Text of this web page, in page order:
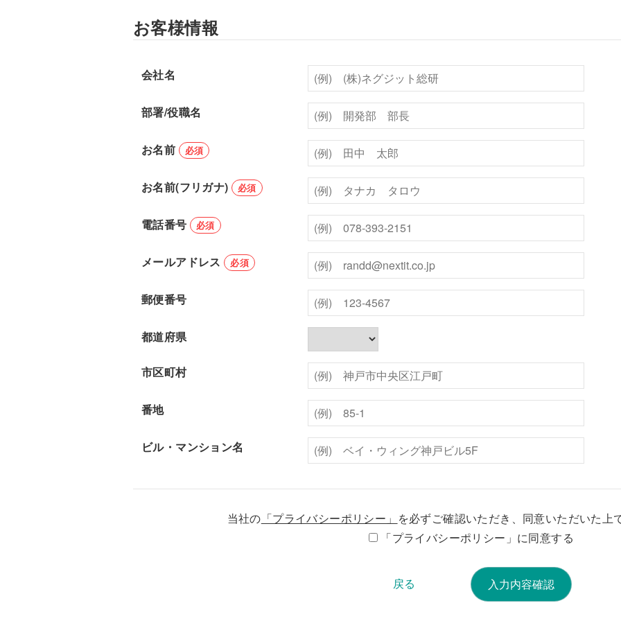
お客様情報
会社名
部署/役職名
お名前 必須
お名前(フリガナ) 必須
電話番号 必須
メールアドレス 必須
郵便番号
都道府県
市区町村
番地
ビル・マンション名
当社の 「プライバシーポリシー」 を必ずご確認いただき、同意いただいた上
「プライバシーポリシー」に同意する
戻る